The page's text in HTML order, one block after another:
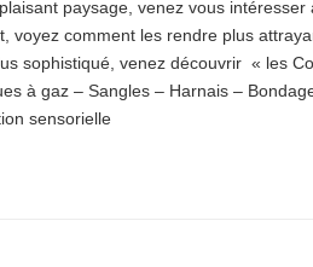
paysage, venez vous intéresser
voyez comment les rendre plus
sophistiqué, venez découvrir « les
à gaz – Sangles – Harnais –
sensorielle